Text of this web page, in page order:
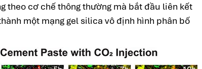
theo cơ chế thông thường mà bắt đầu liên kết
một mạng gel silica vô định hình phân bố